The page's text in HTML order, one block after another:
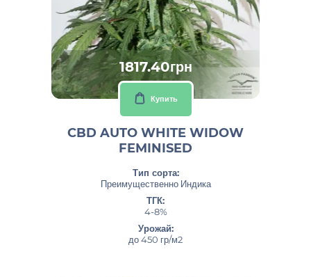
1817.40грн
Купить
CBD AUTO WHITE WIDOW
FEMINISED
Тип сорта:
Преимущественно Индика
ТГК:
4-8%
Урожай:
до 450 гр/м2